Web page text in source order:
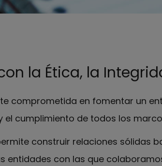
la Ética, la
comprometida en fomentar un
el cumplimiento de todos los
construir relaciones sólidas
entidades con las que